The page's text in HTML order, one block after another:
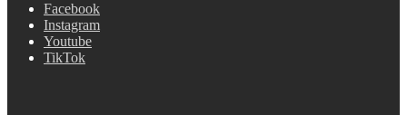
Facebook
Instagram
Youtube
TikTok